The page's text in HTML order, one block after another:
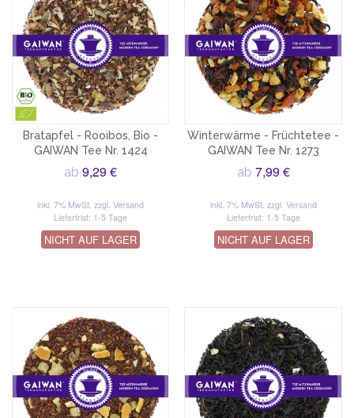
Bratapfel - Rooibos, Bio -
GAIWAN Tee Nr. 1424
ab9,29 €
inkl. 7% MwSt.zzgl. Versand
Lieferfrist: 1-5 Tage
NICHT AUF LAGER
Winterwärme - Früchtetee -
GAIWAN Tee Nr. 1273
ab 7,99 €
inkl. 7% MwSt. zzgl. Versand
Lieferfrist: 1-5 Tage
NICHT AUF LAGER